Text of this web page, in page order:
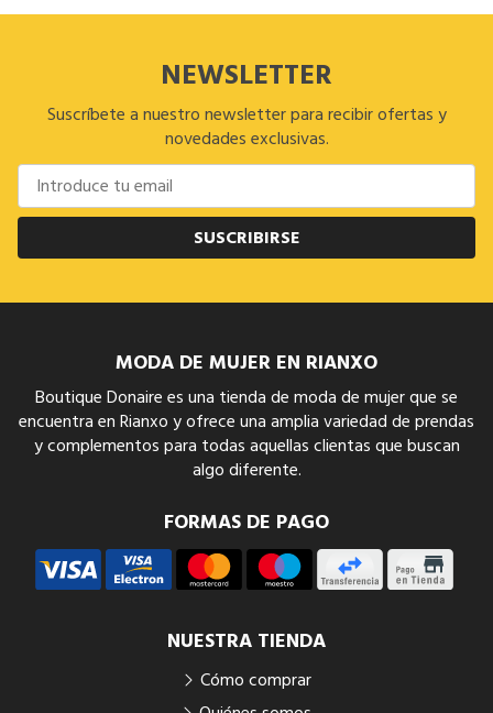
NEWSLETTER
Suscríbete a nuestro newsletter para recibir ofertas y
novedades exclusivas.
SUSCRIBIRSE
MODA DE MUJER EN RIANXO
Boutique Donaire es una tienda de moda de mujer que se
encuentra en Rianxo y ofrece una amplia variedad de prendas
y complementos para todas aquellas clientas que buscan
algo diferente.
FORMAS DE PAGO
NUESTRA TIENDA
Cómo comprar